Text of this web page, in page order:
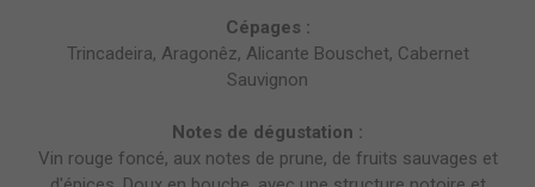
Cépages :
Trincadeira, Aragonêz, Alicante Bouschet, Cabernet
Sauvignon
Notes de dégustation :
Vin rouge foncé, aux notes de prune, de fruits sauvages et